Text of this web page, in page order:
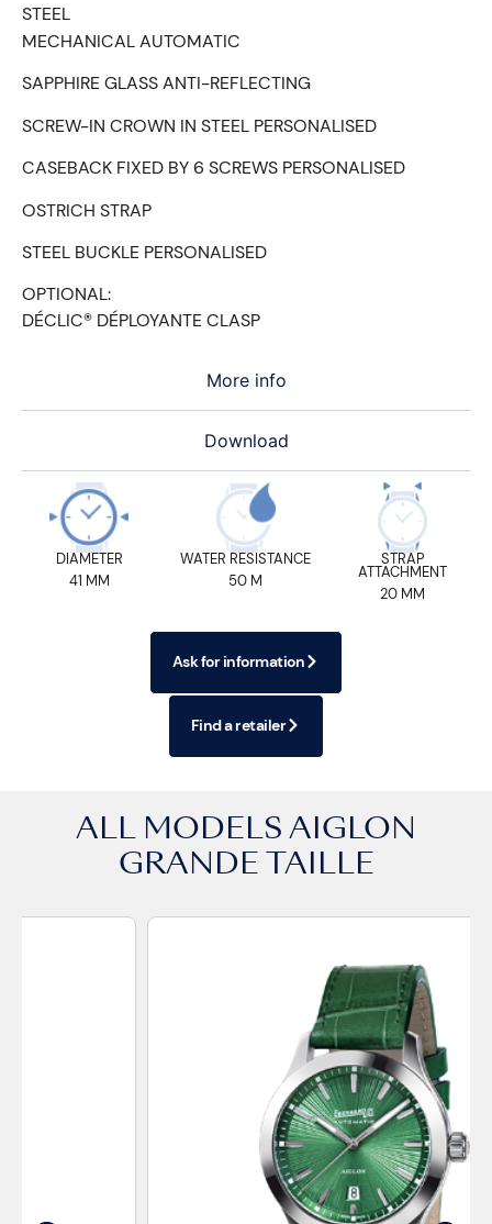
More info
Download
STEEL
MECHANICAL AUTOMATIC
SAPPHIRE GLASS ANTI-REFLECTING
SCREW-IN CROWN IN STEEL PERSONALISED
CASEBACK FIXED BY 6 SCREWS PERSONALISED
OSTRICH STRAP
STEEL BUCKLE PERSONALISED
OPTIONAL:
DÉCLIC® DÉPLOYANTE CLASP
DIAMETER
41 MM
WATER RESISTANCE
50 M
STRAP
ATTACHMENT
20 MM
Ask for information
Find a retailer
ALL MODELS AIGLON
GRANDE TAILLE